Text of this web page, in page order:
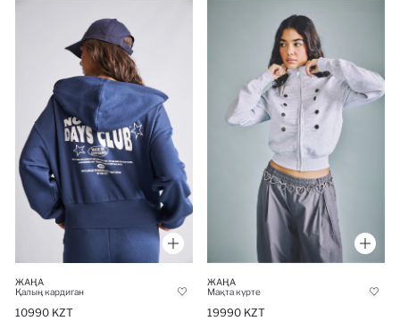
ЖАҢА
Қалың кардиган
10990 KZT
ЖАҢА
Мақта күрте
19990 KZT